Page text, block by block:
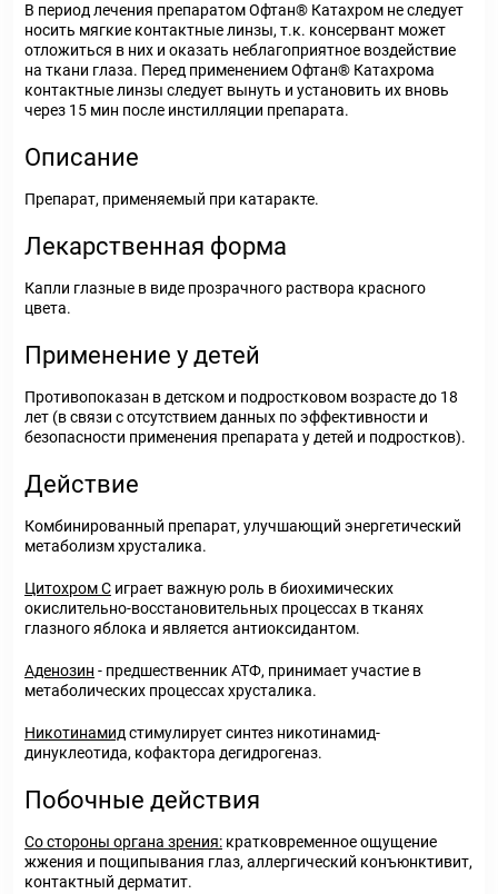
В период лечения препаратом Офтан® Катахром не следует
носить мягкие контактные линзы, т.к. консервант может
отложиться в них и оказать неблагоприятное воздействие
на ткани глаза. Перед применением Офтан® Катахрома
контактные линзы следует вынуть и установить их вновь
через 15 мин после инстилляции препарата.
Описание
Препарат, применяемый при катаракте.
Лекарственная форма
Капли глазные в виде прозрачного раствора красного
цвета.
Применение у детей
Противопоказан в детском и подростковом возрасте до 18
лет (в связи с отсутствием данных по эффективности и
безопасности применения препарата у детей и подростков).
Действие
Комбинированный препарат, улучшающий энергетический
метаболизм хрусталика.
Цитохром С играет важную роль в биохимических
окислительно-восстановительных процессах в тканях
глазного яблока и является антиоксидантом.
Аденозин - предшественник АТФ, принимает участие в
метаболических процессах хрусталика.
Никотинамид стимулирует синтез никотинамид-
динуклеотида, кофактора дегидрогеназ.
Побочные действия
Со стороны органа зрения: кратковременное ощущение
жжения и пощипывания глаз, аллергический конъюнктивит,
контактный дерматит.